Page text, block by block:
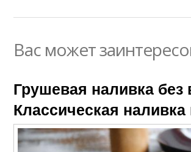
Вас может
Грушевая наливка без
Классическая наливка